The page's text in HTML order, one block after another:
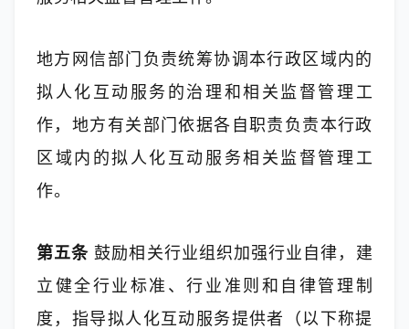
地方网信部门负责统筹协调本行政区域内的
拟人化互动服务的治理和相关监督管理工
作，地方有关部门依据各自职责负责本行政
区域内的拟人化互动服务相关监督管理工
作。
第五条 鼓励相关行业组织加强行业自律，建
立健全行业标准、行业准则和自律管理制
度，指导拟人化互动服务提供者（以下称提